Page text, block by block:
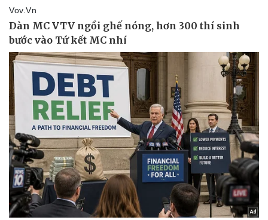
Thế giới thể thao
eSports
Hậu trường